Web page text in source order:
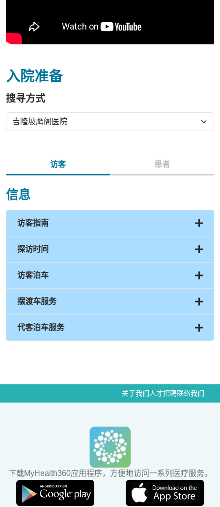
入院准备
搜寻方式
访客 患者
信息
访客指南
探访时间
普通病房：
重症监护病房 (ICU) / 冠心病监护病房 (CCU) / 高危病
12.00pm - 2.00pm（第一时段）及 5.00pm -
8.00pm（第二时段）
访客泊车
摆渡车服务
代客泊车服务
关于我们 人才招聘联络我们
下载MyHealth360应用程序，方便地访问一系列医疗服务。